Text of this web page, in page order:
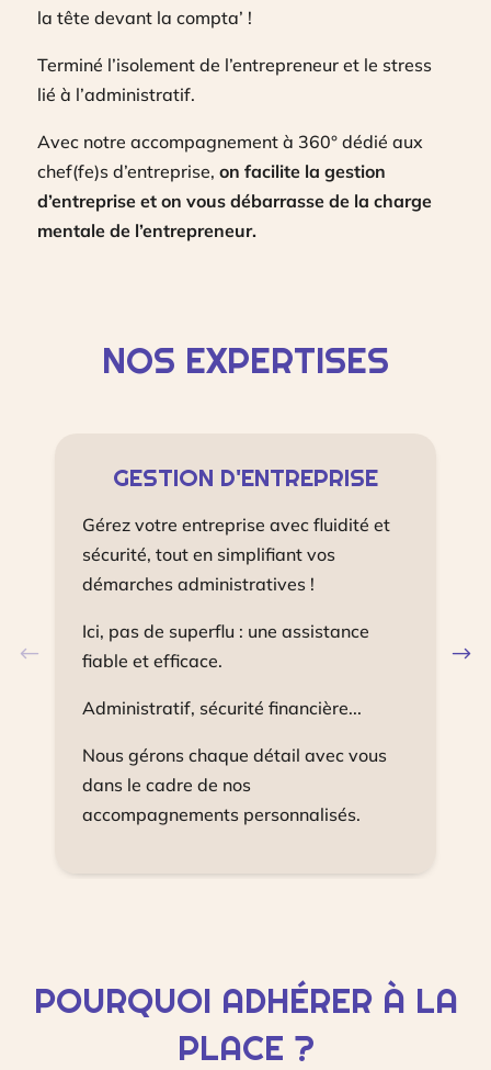
la tête devant la compta’ !
Terminé l’isolement de l’entrepreneur et le stress
lié à l’administratif.
Avec notre accompagnement à 360° dédié aux
chef(fe)s d’entreprise, on facilite la gestion
d’entreprise et on vous débarrasse de la charge
mentale de l’entrepreneur.
NOS EXPERTISES
GESTION D'ENTREPRISE
Gérez votre entreprise avec fluidité et
sécurité, tout en simplifiant vos
démarches administratives !
Ici, pas de superflu : une assistance
fiable et efficace.
Administratif, sécurité financière...
Nous gérons chaque détail avec vous
dans le cadre de nos
accompagnements personnalisés.
POURQUOI ADHÉRER À LA
PLACE ?